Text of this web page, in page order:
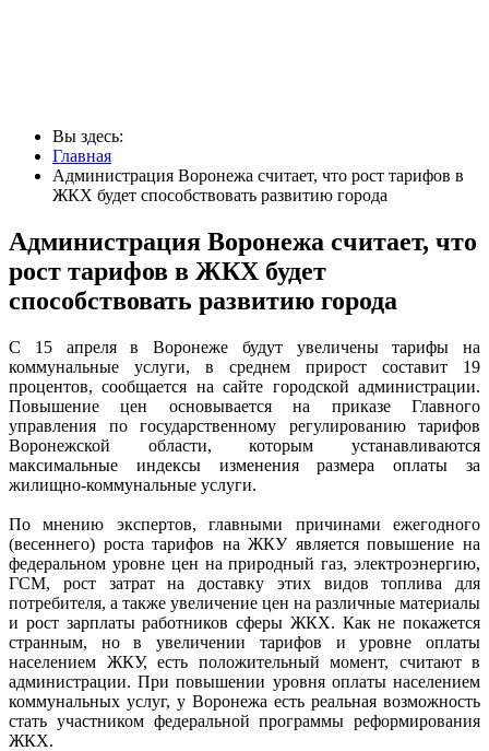
Вы здесь:
Главная
Администрация Воронежа считает, что рост тарифов в
ЖКХ будет способствовать развитию города
Администрация Воронежа считает, что
рост тарифов в ЖКХ будет
способствовать развитию города
С 15 апреля в Воронеже будут увеличены тарифы на
коммунальные услуги, в среднем прирост составит 19
процентов, сообщается на сайте городской администрации.
Повышение цен основывается на приказе Главного
управления по государственному регулированию тарифов
Воронежской области, которым устанавливаются
максимальные индексы изменения размера оплаты за
жилищно-коммунальные услуги.
По мнению экспертов, главными причинами ежегодного
(весеннего) роста тарифов на ЖКУ является повышение на
федеральном уровне цен на природный газ, электроэнергию,
ГСМ, рост затрат на доставку этих видов топлива для
потребителя, а также увеличение цен на различные материалы
и рост зарплаты работников сферы ЖКХ. Как не покажется
странным, но в увеличении тарифов и уровне оплаты
населением ЖКУ, есть положительный момент, считают в
администрации. При повышении уровня оплаты населением
коммунальных услуг, у Воронежа есть реальная возможность
стать участником федеральной программы реформирования
ЖКХ.